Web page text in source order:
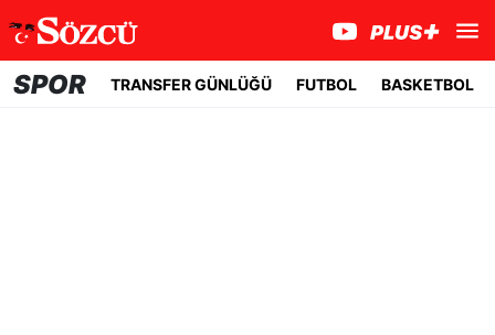
SPOR TRANSFER GÜNLÜĞÜ FUTBOL BASKETBOL